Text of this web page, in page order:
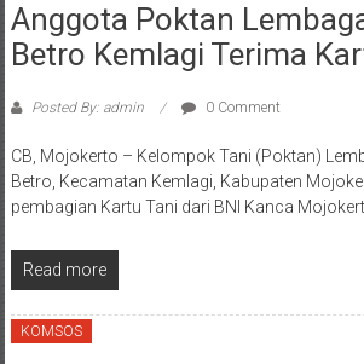
Anggota Poktan
Betro Kemlagi Terima
Posted By: admin 0 Comment
CB, Mojokerto – Kelompok Tani (Poktan)
Betro, Kecamatan Kemlagi, Kabupaten
pembagian Kartu Tani dari BNI Kanca
Read more
KOMSOS